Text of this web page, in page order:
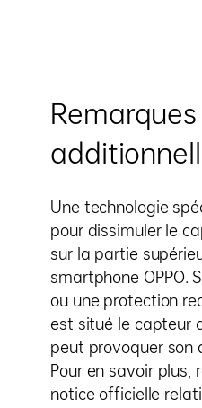
Remarques
Une technologie
pour dissimuler le
sur la partie
smartphone OPPO.
ou une protection
est situé le capteur
peut provoquer son
Pour en savoir plus,
notice officielle